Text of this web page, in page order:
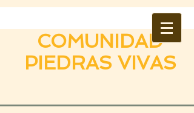
COMUNIDAD
PIEDRAS VIVAS